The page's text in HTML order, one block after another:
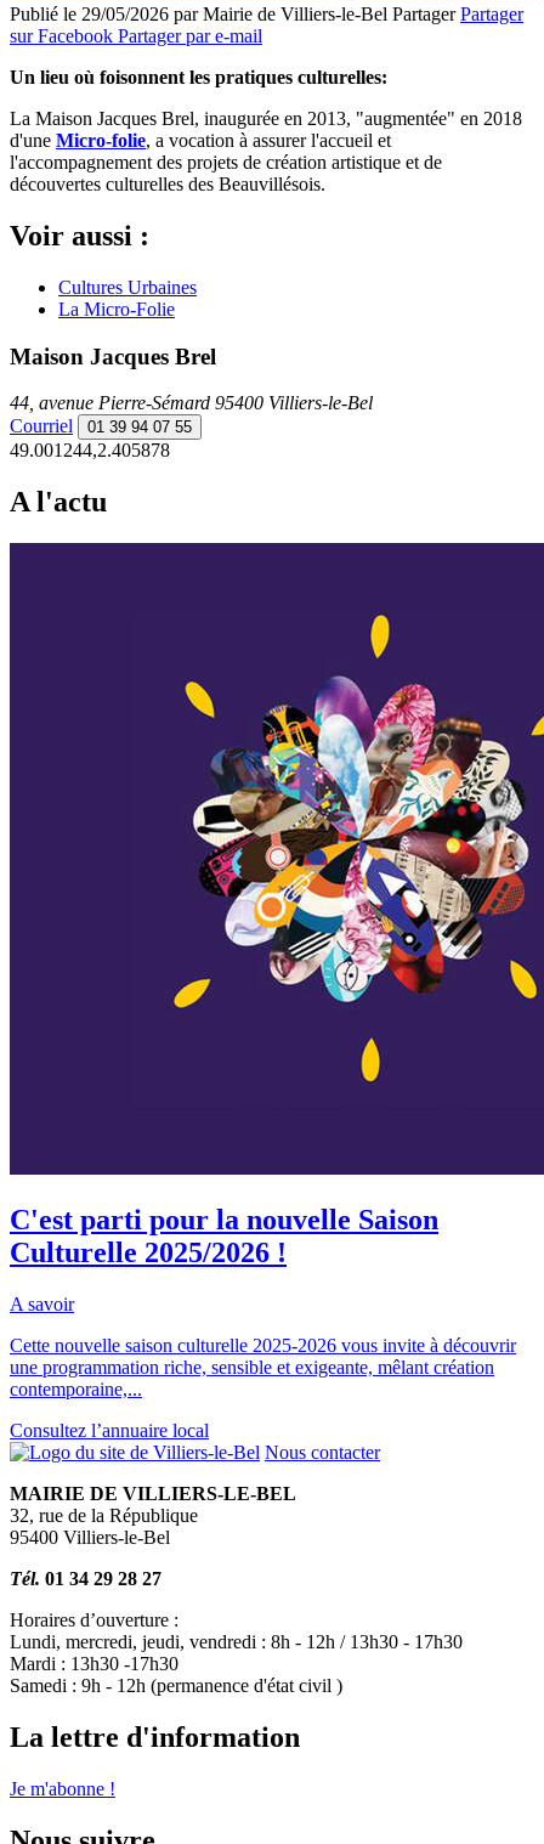
Publié le 29/05/2026 par Mairie de Villiers-le-Bel Partager Partager
sur Facebook Partager par e-mail
Un lieu où foisonnent les pratiques culturelles:
La Maison Jacques Brel, inaugurée en 2013, "augmentée" en 2018
d'une Micro-folie, a vocation à assurer l'accueil et
l'accompagnement des projets de création artistique et de
découvertes culturelles des Beauvillésois.
Voir aussi :
Cultures Urbaines
La Micro-Folie
Maison Jacques Brel
44, avenue Pierre-Sémard 95400 Villiers-le-Bel
Courriel
01 39 94 07 55
49.001244,2.405878
A l'actu
C'est parti pour la nouvelle Saison
Culturelle 2025/2026 !
A savoir
Cette nouvelle saison culturelle 2025-2026 vous invite à découvrir
une programmation riche, sensible et exigeante, mêlant création
contemporaine,...
Consultez l’annuaire local
Nous contacter
MAIRIE DE VILLIERS-LE-BEL
32, rue de la République
95400 Villiers-le-Bel
Tél. 01 34 29 28 27
Horaires d’ouverture :
Lundi, mercredi, jeudi, vendredi : 8h - 12h / 13h30 - 17h30
Mardi : 13h30 -17h30
Samedi : 9h - 12h (permanence d'état civil )
La lettre d'information
Je m'abonne !